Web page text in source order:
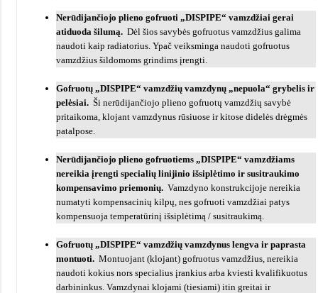
Nerūdijančiojo plieno gofruoti „DISPIPE“ vamzdžiai gerai
atiduoda šilumą. Dėl šios savybės gofruotus vamzdžius galima
naudoti kaip radiatorius. Ypač veiksminga naudoti gofruotus
vamzdžius šildomoms grindims įrengti.
Gofruotų „DISPIPE“ vamzdžių vamzdynų „nepuola“ grybelis ir
pelėsiai. Ši nerūdijančiojo plieno gofruotų vamzdžių savybė
pritaikoma, klojant vamzdynus rūsiuose ir kitose didelės drėgmės
patalpose.
Nerūdijančiojo plieno gofruotiems „DISPIPE“ vamzdžiams
nereikia įrengti specialių linijinio išsiplėtimo ir susitraukimo
kompensavimo priemonių. Vamzdyno konstrukcijoje nereikia
numatyti kompensacinių kilpų, nes gofruoti vamzdžiai patys
kompensuoja temperatūrinį išsiplėtimą / susitraukimą.
Gofruotų „DISPIPE“ vamzdžių vamzdynus lengva ir paprasta
montuoti. Montuojant (klojant) gofruotus vamzdžius, nereikia
naudoti kokius nors specialius įrankius arba kviesti kvalifikuotus
darbininkus. Vamzdynai klojami (tiesiami) itin greitai ir